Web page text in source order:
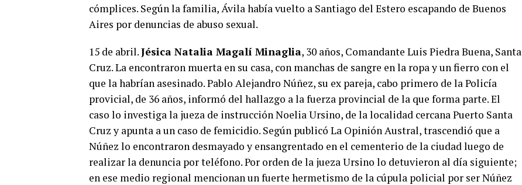
cómplices. Según la familia, Ávila había vuelto a Santiago del Estero escapando de Buenos
Aires por denuncias de abuso sexual.
15 de abril.Jésica Natalia Magalí Minaglia, 30 años, Comandante Luis Piedra Buena, Santa
Cruz. La encontraron muerta en su casa, con manchas de sangre en la ropa y un fierro con el
que la habrían asesinado. Pablo Alejandro Núñez, su ex pareja, cabo primero de la Policía
provicial, de 36 años, informó del hallazgo a la fuerza provincial de la que forma parte. El
caso lo investiga la jueza de instrucción Noelia Ursino, de la localidad cercana Puerto Santa
Cruz y apunta a un caso de femicidio. Según publicó La Opinión Austral, trascendió que a
Núñez lo encontraron desmayado y ensangrentado en el cementerio de la ciudad luego de
realizar la denuncia por teléfono. Por orden de la jueza Ursino lo detuvieron al día siguiente;
en ese medio regional mencionan un fuerte hermetismo de la cúpula policial por ser Núñez